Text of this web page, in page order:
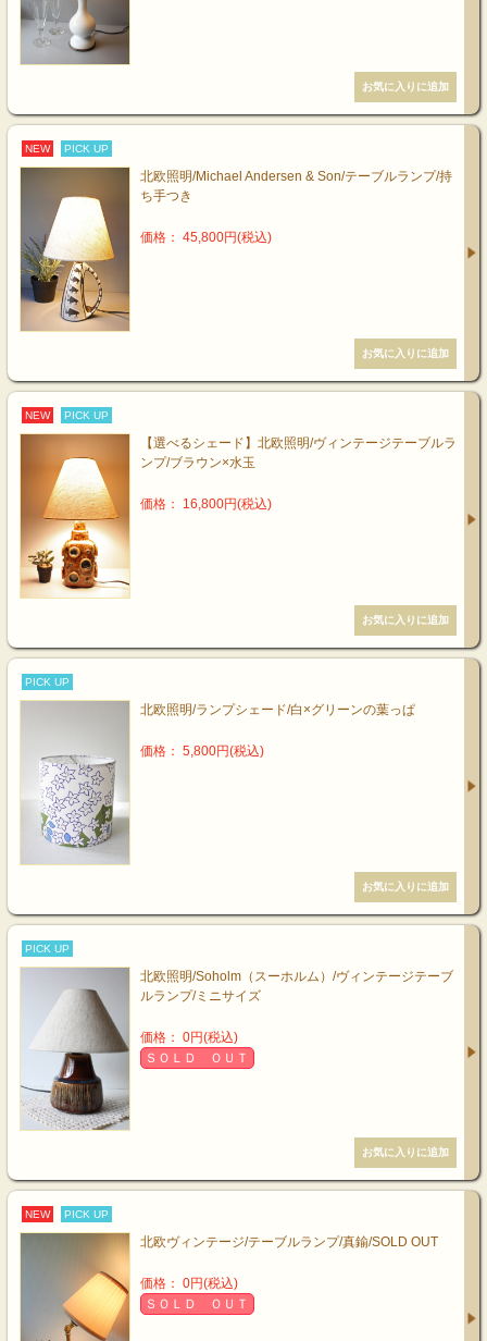
NEW PICK UP
北欧照明/Michael Andersen & Son/テーブルランプ/持
ち手つき
価格： 45,800円(税込)
NEW PICK UP
【選べるシェード】北欧照明/ヴィンテージテーブルラ
ンプ/ブラウン×水玉
価格： 16,800円(税込)
PICK UP
北欧照明/ランプシェード/白×グリーンの葉っぱ
価格： 5,800円(税込)
PICK UP
北欧照明/Soholm（スーホルム）/ヴィンテージテーブ
ルランプ/ミニサイズ
価格： 0円(税込)
ＳＯＬＤ ＯＵＴ
NEW PICK UP
北欧ヴィンテージ/テーブルランプ/真鍮/SOLD OUT
価格： 0円(税込)
ＳＯＬＤ ＯＵＴ